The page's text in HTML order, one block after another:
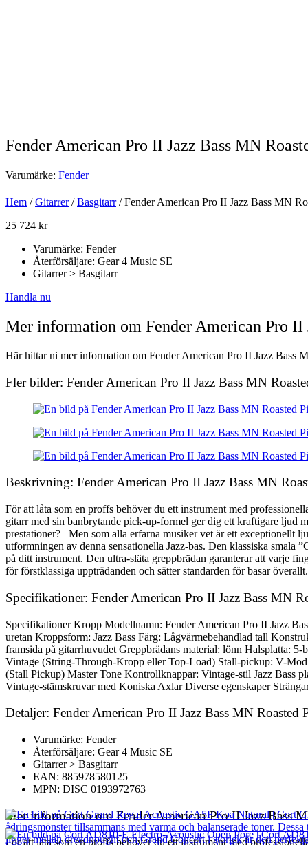
Fender American Pro II Jazz Bass MN
Varumärke: Fender
Hem /Gitarrer/Basgitarr/ Fender American Pro II Jazz Bass MN
25 724 kr
Varumärke: Fender
Återförsäljare: Gear 4 Music SE
Gitarrer > Basgitarr
Handla nu
Mer information om Fender American Pro II
Här hittar ni mer information om Fender American Pro II Jazz Bass
Fler bilder: Fender American Pro II Jazz Bass MN
Beskrivning: Fender American Pro II Jazz Bass MN
För att låta som en proffs behöver du ett instrument med
gitarr med sin banbrytande pick-up-formel ger dig ett kraftigare ljud
prestationer? Men som alla erfarna musiker vet är ett exceptionellt
utformningen av denna sensationella Jazz-bas. Den klassiska smala
på ditt instrument. Den ultra-släta greppbrädan garanterar att varje
för förstklassiga uppträdanden och sätter standarden för basar överallt.
Specifikationer: Fender American Pro II Jazz Bass MN
Specifikationer Kropp Modellnamn: Fender American Pro II Jazz
uretan Kroppsform: Jazz Bass Färg: Lågvärmebehandlad tall
framsida på gitarrhuvudet Greppbrädans material: lönn Halsplatta:
Vintage (String-Through-Kropp eller Top-Load) Stall-pickup: V-
(Stall Pickup) Master Tone Kontrollknappar: Vintage-stil Jazz Bass
Vintage-stämskruvar med Koniska Axlar Diverse egenskaper
Detaljer: Fender American Pro II Jazz Bass MN Roasted
Varumärke: Fender
Återförsäljare: Gear 4 Music SE
Gitarrer > Basgitarr
EAN: 885978580125
MPN: DISC 0193972763
Mer information om Fender American Pro II Jazz Bass
För att låta som en proffs behöver du ett instrument med